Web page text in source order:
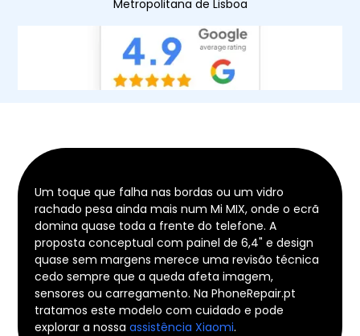
Metropolitana de Lisboa
Um toque que falha nas bordas ou um vidro
rachado pesa ainda mais num Mi MIX, onde o ecrã
domina quase toda a frente do telefone. A
proposta conceptual com painel de 6,4" e design
quase sem margens merece uma revisão técnica
cedo sempre que a queda afeta imagem,
sensores ou carregamento. Na PhoneRepair.pt
tratamos este modelo com cuidado e pode
explorar a nossa assistência Xiaomi.